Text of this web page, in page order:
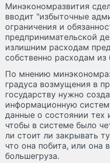
Минэкономразвития
вводит "избыточные
ограничения и
предпринимательской
излишним расходам
собственно расходам
По мнению
градуса возмущения в
государству нужно
информационную
данные о состоянии тех
чтобы в системе было
ли стоит ли закрывать
что она побита, или она
большегруза.